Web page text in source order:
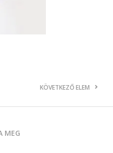
KÖVETKEZŐ ELEM
MEG